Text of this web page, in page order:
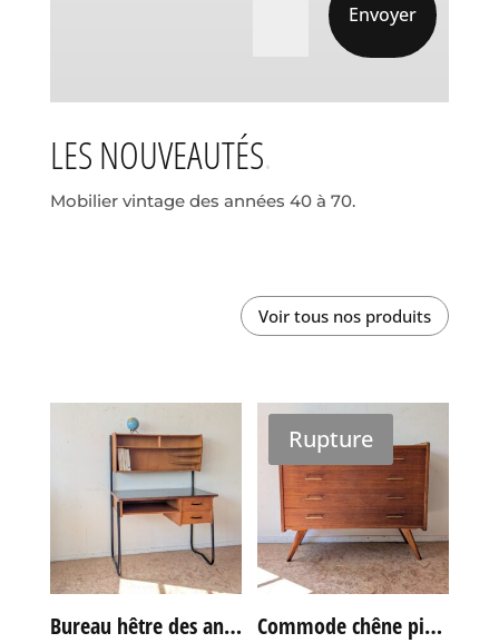
Envoyer
LES NOUVEAUTÉS
Mobilier vintage des années 40 à 70.
Voir tous nos produits
Bureau hêtre des années 60
Rupture
Commode chêne pieds compas vintage